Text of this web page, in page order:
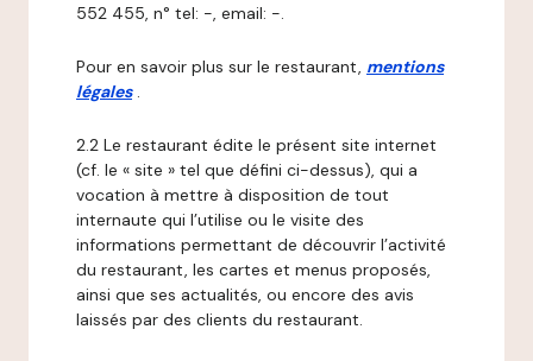
552 455, n° tel: -, email: -.
Pour en savoir plus sur le restaurant, mentions
légales .
2.2 Le restaurant édite le présent site internet
(cf. le « site » tel que défini ci-dessus), qui a
vocation à mettre à disposition de tout
internaute qui l’utilise ou le visite des
informations permettant de découvrir l’activité
du restaurant, les cartes et menus proposés,
ainsi que ses actualités, ou encore des avis
laissés par des clients du restaurant.